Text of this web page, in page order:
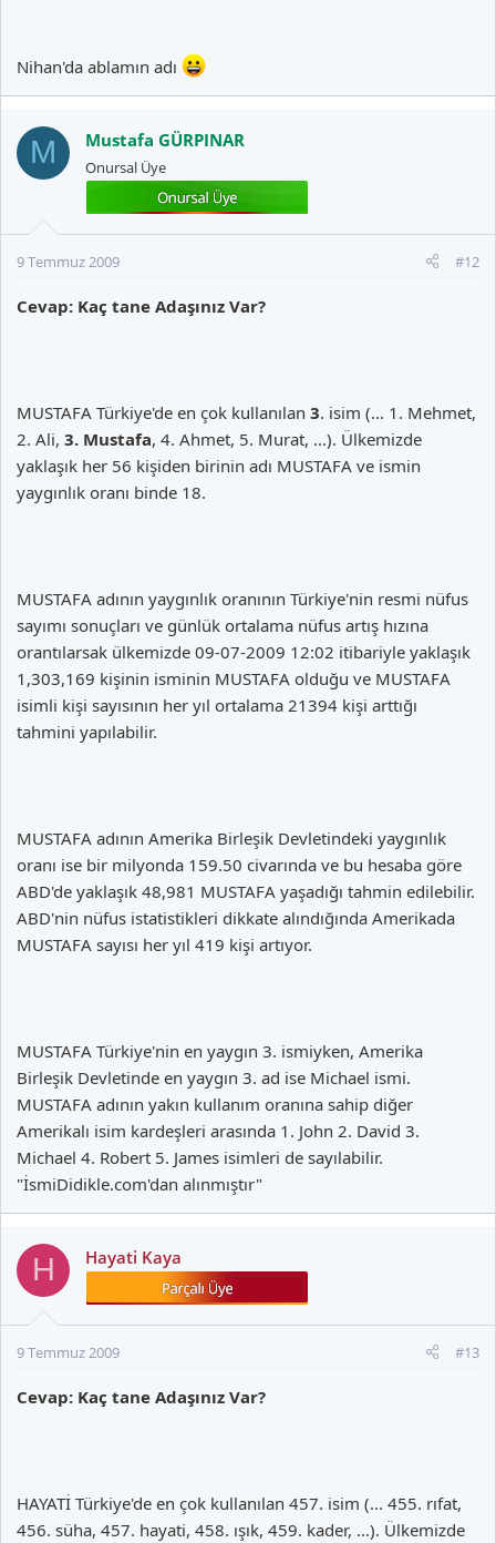
Nihan'da ablamın adı
M Mustafa GÜRPINAR
Onursal Üye
9 Temmuz 2009 #12
Cevap: Kaç tane Adaşınız Var?
MUSTAFA Türkiye'de en çok kullanılan 3. isim (... 1. Mehmet,
2. Ali, 3. Mustafa, 4. Ahmet, 5. Murat, ...). Ülkemizde
yaklaşık her 56 kişiden birinin adı MUSTAFA ve ismin
yaygınlık oranı binde 18.
MUSTAFA adının yaygınlık oranının Türkiye'nin resmi nüfus
sayımı sonuçları ve günlük ortalama nüfus artış hızına
orantılarsak ülkemizde 09-07-2009 12:02 itibariyle yaklaşık
1,303,169 kişinin isminin MUSTAFA olduğu ve MUSTAFA
isimli kişi sayısının her yıl ortalama 21394 kişi arttığı
tahmini yapılabilir.
MUSTAFA adının Amerika Birleşik Devletindeki yaygınlık
oranı ise bir milyonda 159.50 civarında ve bu hesaba göre
ABD'de yaklaşık 48,981 MUSTAFA yaşadığı tahmin edilebilir.
ABD'nin nüfus istatistikleri dikkate alındığında Amerikada
MUSTAFA sayısı her yıl 419 kişi artıyor.
MUSTAFA Türkiye'nin en yaygın 3. ismiyken, Amerika
Birleşik Devletinde en yaygın 3. ad ise Michael ismi.
MUSTAFA adının yakın kullanım oranına sahip diğer
Amerikalı isim kardeşleri arasında 1. John 2. David 3.
Michael 4. Robert 5. James isimleri de sayılabilir.
"İsmiDidikle.com'dan alınmıştır"
H Hayati Kaya
9 Temmuz 2009 #13
Cevap: Kaç tane Adaşınız Var?
HAYATİ Türkiye'de en çok kullanılan 457. isim (... 455. rıfat,
456. süha, 457. hayati, 458. ışık, 459. kader, ...). Ülkemizde